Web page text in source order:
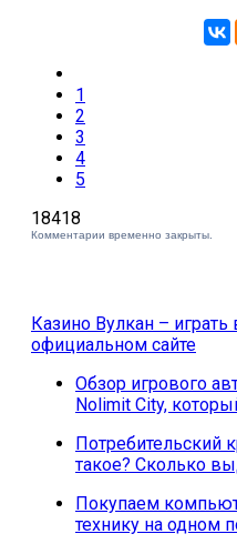
1
2
3
4
5
18418
Комментарии временно закрыты.
Казино Вулкан –
официальном сайте
Обзор игрового
Nolimit City,
Потребительский
такое? Сколько
Покупаем
технику на одном